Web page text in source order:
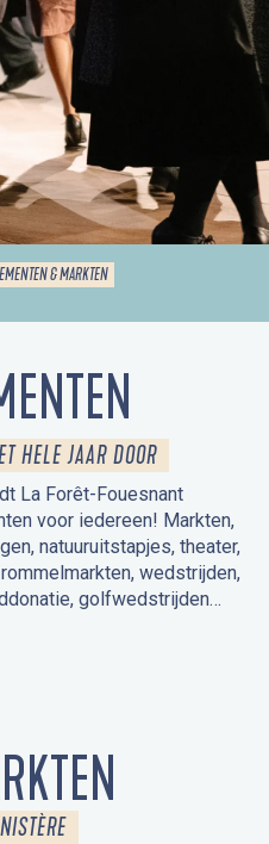
& MARKTEN
HELE JAAR DOOR
La Forêt-Fouesnant
voor iedereen! Markten,
natuuruitstapjes, theater,
wedstrijden,
golfwedstrijden…